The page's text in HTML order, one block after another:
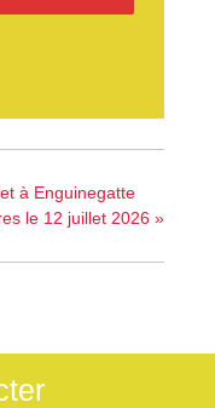
à Enguinegatte
le 12 juillet 2026 »